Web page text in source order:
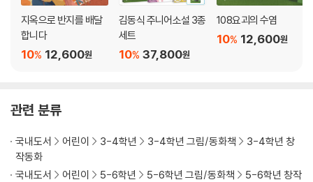
지옥으로 반지를 배달
합니다
12,600원
10%
김동식 주니어소설 3종
세트
37,800원
10%
108요괴의 수염
12,600원
10%
관련 분류
국내도서 어린이 3-4학년 3-4학년 그림/동화책
3-4학년 창
작동화
국내도서
어린이 5-6학년 5-6학년 그림/동화책
5-6학년 창작